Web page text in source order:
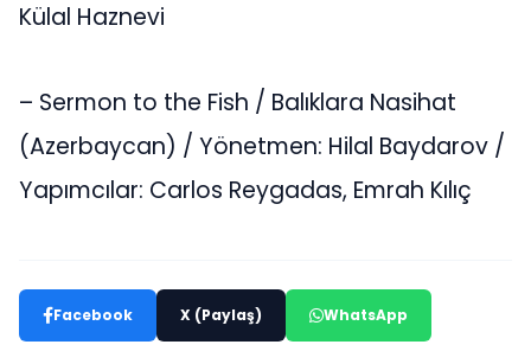
Külal Haznevi
– Sermon to the Fish / Balıklara Nasihat
(Azerbaycan) / Yönetmen: Hilal Baydarov /
Yapımcılar: Carlos Reygadas, Emrah Kılıç
Facebook X (Paylaş) WhatsApp